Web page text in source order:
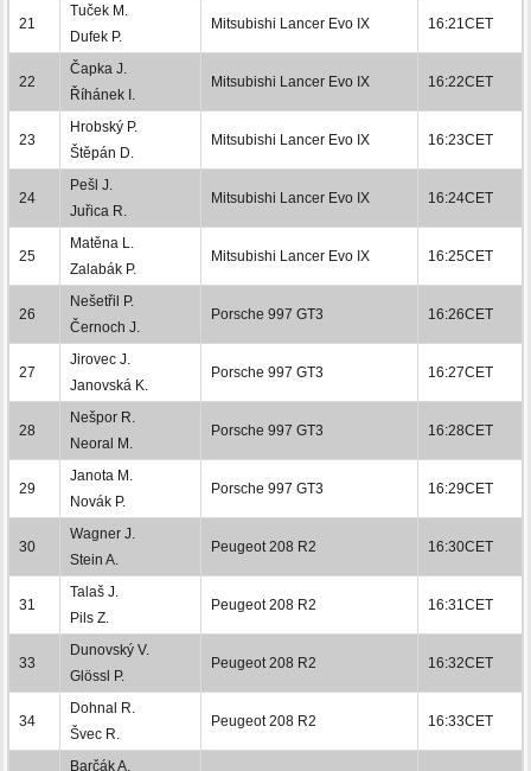
21
Tuček M.
Dufek P.
Mitsubishi Lancer Evo IX 16:21CET
22
Čapka J.
Říhánek I.
Mitsubishi Lancer Evo IX 16:22CET
23
Hrobský P.
Štěpán D.
Mitsubishi Lancer Evo IX 16:23CET
24
Pešl J.
Juřica R.
Mitsubishi Lancer Evo IX 16:24CET
25
Matěna L.
Zalabák P.
Mitsubishi Lancer Evo IX 16:25CET
26
Nešetřil P.
Černoch J.
Porsche 997 GT3 16:26CET
27
Jirovec J.
Janovská K.
Porsche 997 GT3 16:27CET
28
Nešpor R.
Neoral M.
Porsche 997 GT3 16:28CET
29
Janota M.
Novák P.
Porsche 997 GT3 16:29CET
30
Wagner J.
Stein A.
Peugeot 208 R2 16:30CET
31
Talaš J.
Pils Z.
Peugeot 208 R2 16:31CET
33
Dunovský V.
Glössl P.
Peugeot 208 R2 16:32CET
34
Dohnal R.
Švec R.
Peugeot 208 R2 16:33CET
Barčák A.